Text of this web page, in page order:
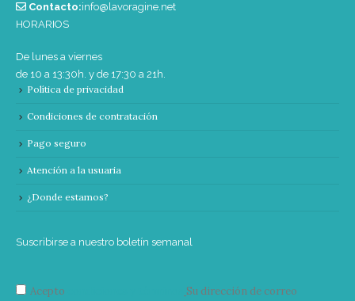
Contacto:info@lavoragine.net
HORARIOS
De lunes a viernes
de 10 a 13:30h. y de 17:30 a 21h.
Política de privacidad
Condiciones de contratación
Pago seguro
Atención a la usuaria
¿Donde estamos?
Suscribirse a nuestro boletín semanal
Acepto
Su dirección de correo